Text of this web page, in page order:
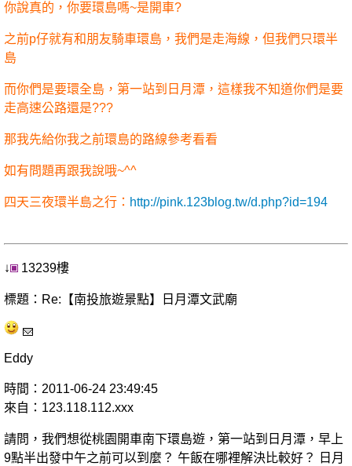
你說真的，你要環島嗎~是開車?
之前p仔就有和朋友騎車環島，我們是走海線，但我們只環半
島
而你們是要環全島，第一站到日月潭，這樣我不知道你們是要
走高速公路還是???
那我先給你我之前環島的路線參考看看
如有問題再跟我說哦~^^
四天三夜環半島之行： http://pink.123blog.tw/d.php?id=194
↓ 13239樓
標題：Re:【南投旅遊景點】日月潭文武廟
Eddy
時間：2011-06-24 23:49:45
來自：123.118.112.xxx
請問，我們想從桃園開車南下環島遊，第一站到日月潭，早上
9點半出發中午之前可以到麼？ 午飯在哪裡解決比較好？ 日月